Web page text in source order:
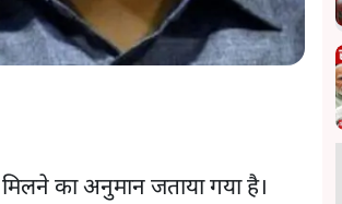
का अनुमान जताया गया है।